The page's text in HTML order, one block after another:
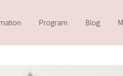
Program Blog